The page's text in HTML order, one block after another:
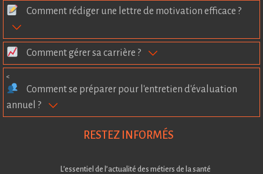
Comment rédiger une lettre de motivation efficace ?
Comment gérer sa carrière ?
<
Comment se préparer pour l'entretien d'évaluation
annuel ?
RESTEZ INFORMÉS
L’essentiel de l’actualité des métiers de la santé